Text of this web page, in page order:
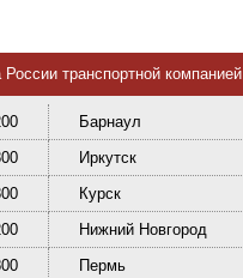
транспортной компанией
Барнаул
Иркутск
Курск
Нижний Новгород
Пермь